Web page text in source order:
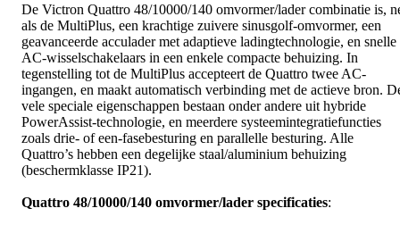
De Victron Quattro 48/10000/140 omvormer/lader combinatie is,
als de MultiPlus, een krachtige zuivere sinusgolf-omvormer, een
geavanceerde acculader met adaptieve ladingtechnologie, en snelle
AC-wisselschakelaars in een enkele compacte behuizing. In
tegenstelling tot de MultiPlus accepteert de Quattro twee AC-
ingangen, en maakt automatisch verbinding met de actieve bron.
vele speciale eigenschappen bestaan onder andere uit hybride
PowerAssist-technologie, en meerdere systeemintegratiefuncties
zoals drie- of een-fasebesturing en parallelle besturing. Alle
Quattro’s hebben een degelijke staal/aluminium behuizing
(beschermklasse IP21).
Quattro 48/10000/140 omvormer/lader specificaties: